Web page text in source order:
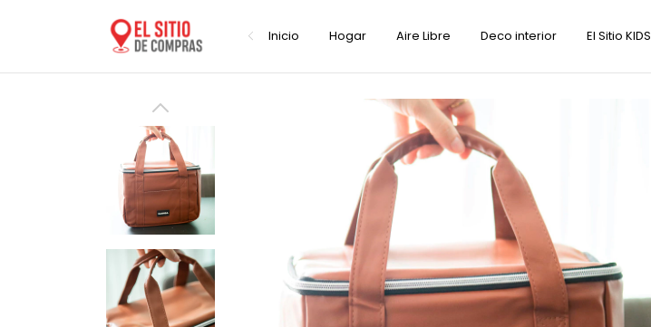
Inicio Hogar Aire Libre Deco interior El Sitio KIDS